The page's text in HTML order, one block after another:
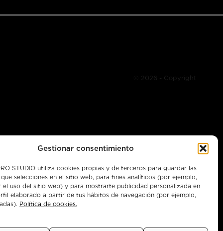
Gestionar consentimiento
STUDIO utiliza cookies propias y de terceros para guardar las
selecciones en el sitio web, para fines analíticos (por ejemplo,
el uso del sitio web) y para mostrarte publicidad personalizada en
elaborado a partir de tus hábitos de navegación (por ejemplo,
Política de cookies.
© 2026 - Copyright
Instagram